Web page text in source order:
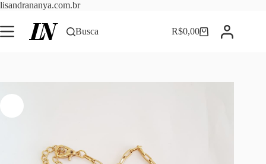
lisandrananya.com.brPular
o
conteúdo
Busca Carrinho
R$0,00